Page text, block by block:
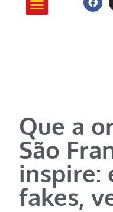
Que a
São
inspire:
fakes,